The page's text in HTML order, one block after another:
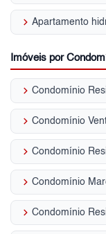
keyboard_arrow_right
Imóveis por
keyboard_arrow_right
keyboard_arrow_right Condomínio
keyboard_arrow_right
keyboard_arrow_right Condomínio
keyboard_arrow_right Condomínio